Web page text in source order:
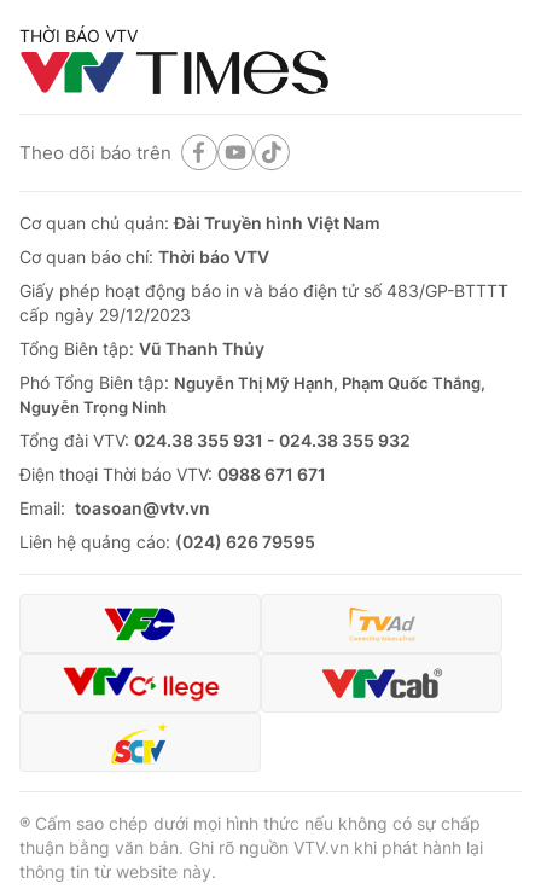
Photo Infographic
Video Shorts video
VTV Money VTV Thể thao
VTV Sức khoẻ Bất động sản
Thị trường 24h
VTV4 Vươn mình bằng AI
VTV9
Theo dõi báo trên
THỜI BÁO VTV
Theo dõi báo trên
Cơ quan chủ quản:Đài Truyền hình Việt Nam
Cơ quan báo chí: Thời báo VTV
Giấy phép hoạt động báo in và báo điện tử số 483/GP-BTTTT
cấp ngày 29/12/2023
Tổng Biên tập: Vũ Thanh Thủy
Phó Tổng Biên tập: Nguyễn Thị Mỹ Hạnh, Phạm Quốc Thắng,
Nguyễn Trọng Ninh
Tổng đài VTV: 024.38 355 931 - 024.38 355 932
Ðiện thoại Thời báo VTV: 0988 671 671
Email: toasoan@vtv.vn
Liên hệ quảng cáo: (024) 626 79595
® Cấm sao chép dưới mọi hình thức nếu không có sự chấp
thuận bằng văn bản. Ghi rõ nguồn VTV.vn khi phát hành lại
thông tin từ website này.